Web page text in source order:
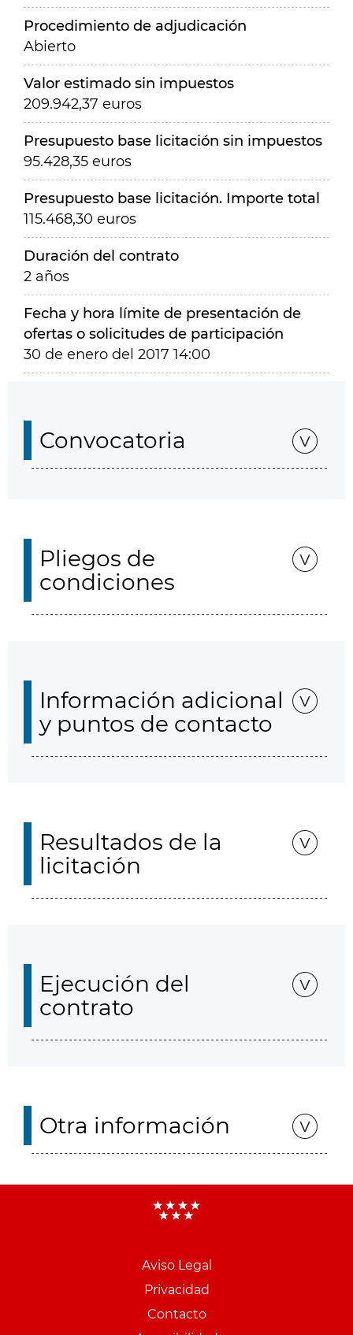
Procedimiento de adjudicación
Abierto
Valor estimado sin impuestos
209.942,37 euros
Presupuesto base licitación sin impuestos
95.428,35 euros
Presupuesto base licitación. Importe total
115.468,30 euros
Duración del contrato
2 años
Fecha y hora límite de presentación de
ofertas o solicitudes de participación
30 de enero del 2017 14:00
Convocatoria
Pliegos de
condiciones
Información adicional
y puntos de contacto
Resultados de la
licitación
Ejecución del
contrato
Otra información
Aviso Legal
Privacidad
Contacto